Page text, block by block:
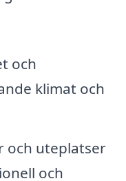
och
klimat och
och uteplatser
och